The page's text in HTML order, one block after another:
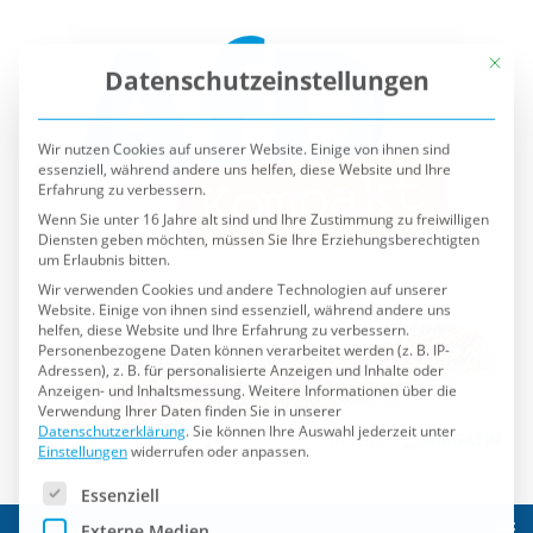
Wir nutzen Cookies auf unserer Website. Einige von ihnen sind
essenziell, während andere uns helfen, diese Website und Ihre
Erfahrung zu verbessern.
Wenn Sie unter 16 Jahre alt sind und Ihre Zustimmung zu freiwilligen
Diensten geben möchten, müssen Sie Ihre Erziehungsberechtigten
um Erlaubnis bitten.
Wir verwenden Cookies und andere Technologien auf unserer
Website. Einige von ihnen sind essenziell, während andere uns
helfen, diese Website und Ihre Erfahrung zu verbessern.
Personenbezogene Daten können verarbeitet werden (z. B. IP-
Adressen), z. B. für personalisierte Anzeigen und Inhalte oder
Anzeigen- und Inhaltsmessung.Weitere Informationen über die
Verwendung Ihrer Daten finden Sie in unserer
Datenschutzerklärung. Sie können Ihre Auswahl jederzeit unter
Einstellungenwiderrufen oder anpassen.
Es folgt eine Liste der Service-Gruppen, für die eine
Externe Medien